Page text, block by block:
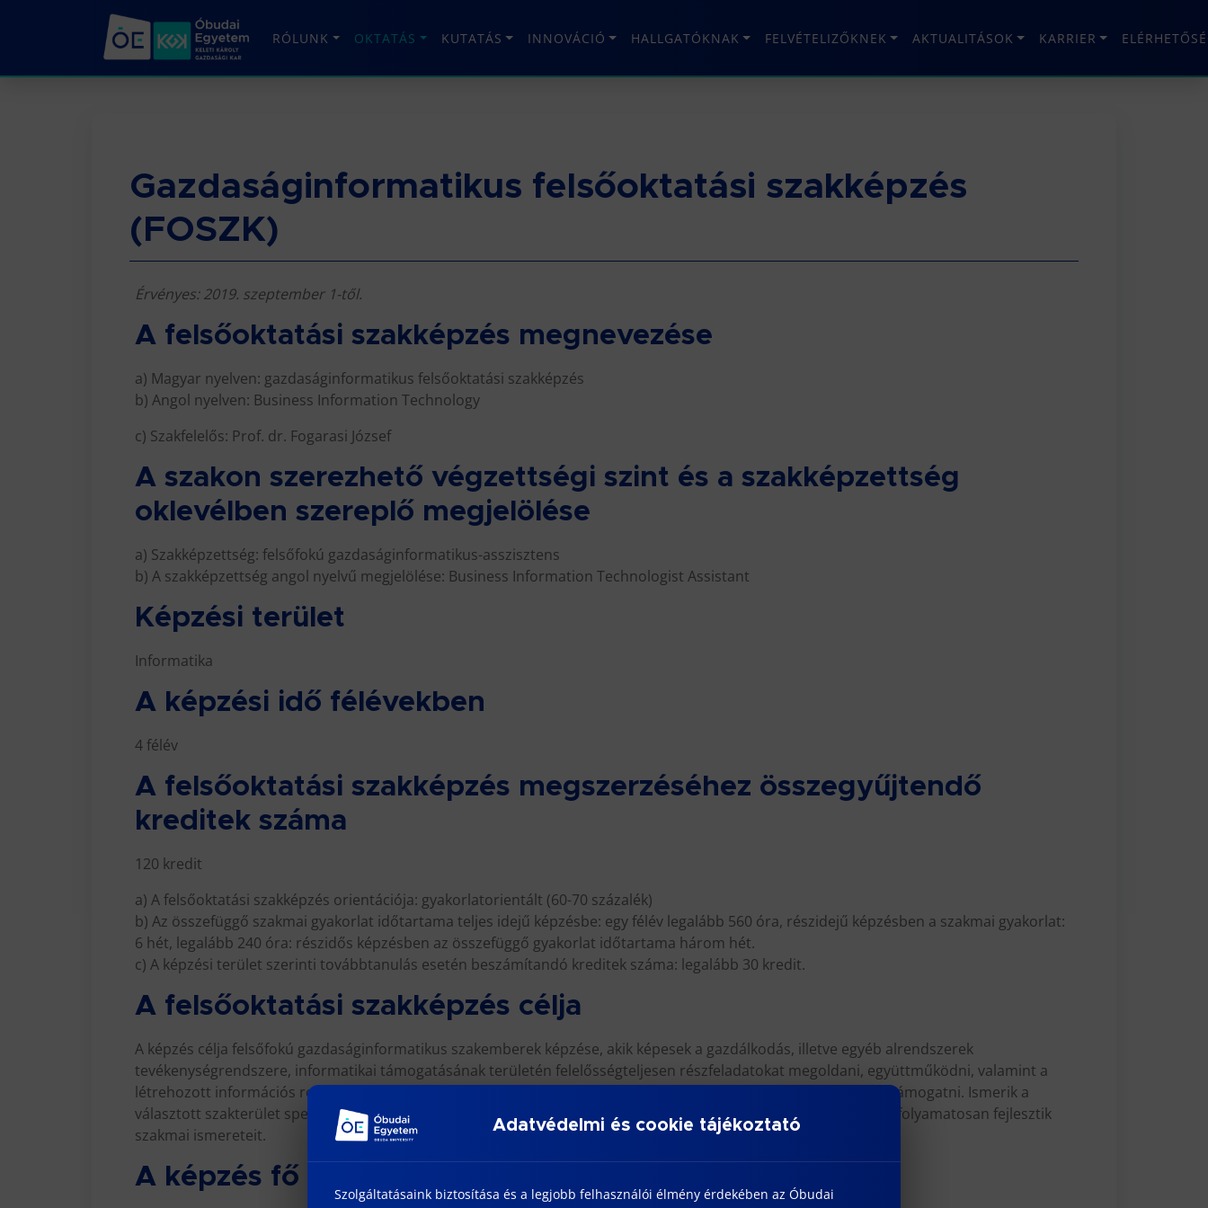
RÓLUNK OKTATÁS KUTATÁS INNOVÁCIÓ HALLGATÓKNAK FELVÉTELIZŐKNEK AKTUALITÁSOK KARRIER
Gazdaságinformatikus felsőoktatási szakképzés
(FOSZK)
Érvényes: 2019. szeptember 1-től.
A felsőoktatási szakképzés megnevezése
a) Magyar nyelven: gazdaságinformatikus felsőoktatási szakképzés
b) Angol nyelven: Business Information Technology
c) Szakfelelős: Prof. dr. Fogarasi József
A szakon szerezhető végzettségi szint és a szakképzettség
oklevélben szereplő megjelölése
a) Szakképzettség: felsőfokú gazdaságinformatikus-asszisztens
b) A szakképzettség angol nyelvű megjelölése: Business Information Technologist Assistant
Képzési terület
Informatika
A képzési idő félévekben
4 félév
A felsőoktatási szakképzés megszerzéséhez összegyűjtendő
kreditek száma
120 kredit
a) A felsőoktatási szakképzés orientációja: gyakorlatorientált (60-70 százalék)
b) Az összefüggő szakmai gyakorlat időtartama teljes idejű képzésbe: egy félév legalább 560 óra, részidejű képzésben a szakmai gyakorlat:
6 hét, legalább 240 óra: részidős képzésben az összefüggő gyakorlat időtartama három hét.
c) A képzési terület szerinti továbbtanulás esetén beszámítandó kreditek száma: legalább 30 kredit.
A felsőoktatási szakképzés célja
A képzés célja felsőfokú gazdaságinformatikus szakemberek képzése, akik képesek a gazdálkodás, illetve egyéb alrendszerek
tevékenységrendszere, informatikai támogatásának területén felelősségteljesen részfeladatokat megoldani, együttműködni, valamint a
létrehozott információs rendszerek teljes életciklusát gazdálkodási szempontú szolgáltató és elemző munkával támogatni. Ismerik a
választott szakterület specifikus alkalmazási igényeit és lehetőségeit, tudnak csapatban dolgozni, kommunikálni, folyamatosan fejlesztik
szakmai ismereteit.
A képzés fő területei
Adatvédelmi és cookie tájékoztató
Szolgáltatásaink biztosítása és a legjobb felhasználói élmény érdekében az Óbudai